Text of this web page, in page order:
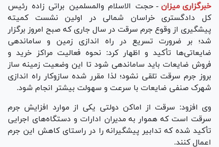
خبرگزاری میزان - حجت الاسلام والمسلمین براتی زاده رئیس
کل دادگستری خراسان شمالی در اولین نشست کمیته
پیشگیری از وقوع جرم سرقت در سال جاری که صبح امروز برگزار
شد؛ بر ضرورت تسریع در راه اندازی زمین و ساماندهی
ضایعاتی‌ها تأکید و اظهار کرد: نحوه فعالیت مراکز خرید و
فروش ضایعات باید ساماندهی شود تا این وضعیت زمینه ساز
بروز جرم سرقت تلقی نشود؛ لذا مقرر شده سازوکار راه اندازی
شهرک صنفی ضایعات با سرعت و سهولت بیشتر انجام شود.
وی افزود: سرقت از اماکن دولتی یکی از موارد افزایش جرم
سرقت است که هموار به مدیران ادارات و دستگاه‌های اجرایی
تأکید شده که تدابیر پیشگیرانه را در راستای کاهش این جرم
اعمال کنند.